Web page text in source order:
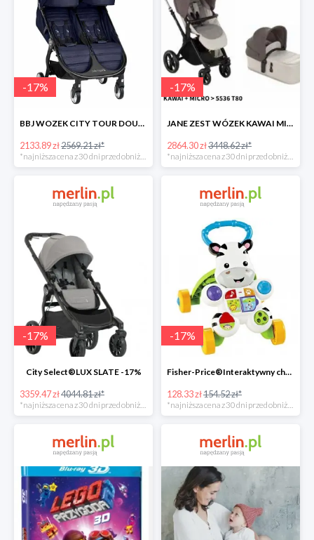
-17%
BBJ WOZEK CITY TOUR DOUBLE SEACREST -17%
2133.89 zł2569.21 zł*
-17%
JANE ZEST WÓZEK KAWAI MICRO -17%
2864.30 zł3448.62 zł*
-17%
City Select®LUX SLATE -17%
3359.47 zł4044.81 zł*
*najniższa cena z 30 dni przed obniżką
-17%
Fisher-Price®Interaktywny chodzik Zebra -17%
128.33 zł154.52 zł*
*najniższa cena z 30 dni przed obniżką